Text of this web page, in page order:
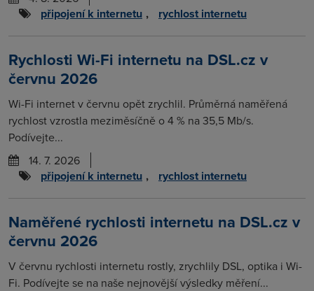
připojení k internetu , rychlost internetu
Rychlosti Wi-Fi internetu na DSL.cz v
červnu 2026
Wi-Fi internet v červnu opět zrychlil. Průměrná naměřená
rychlost vzrostla meziměsíčně o 4 % na 35,5 Mb/s.
Podívejte...
14. 7. 2026
připojení k internetu , rychlost internetu
Naměřené rychlosti internetu na DSL.cz v
červnu 2026
V červnu rychlosti internetu rostly, zrychlily DSL, optika i Wi-
Fi. Podívejte se na naše nejnovější výsledky měření...